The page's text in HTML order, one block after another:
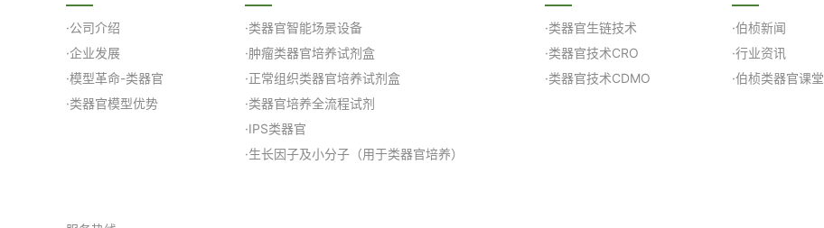
·公司介绍
·企业发展
·模型革命-类器官
·类器官模型优势
·类器官智能场景设备
·肿瘤类器官培养试剂盒
·正常组织类器官培养试剂盒
·类器官培养全流程试剂
·IPS类器官
·生长因子及小分子（用于类器官培养）
·类器官生链技术
·类器官技术CRO
·类器官技术CDMO
·伯桢新闻
·行业资讯
·伯桢类器官课堂